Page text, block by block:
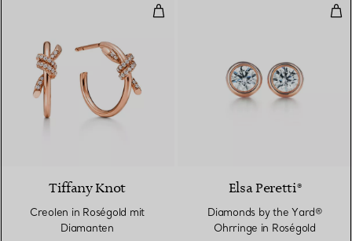
Creolen in Roségold mit
Tiffany Knot
Creolen in Roségold mit
Diamanten
Elsa Peretti®
Diamonds by the Yard®
Ohrringe in Roségold